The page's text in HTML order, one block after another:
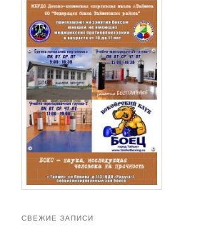
СВЕЖИЕ ЗАПИСИ